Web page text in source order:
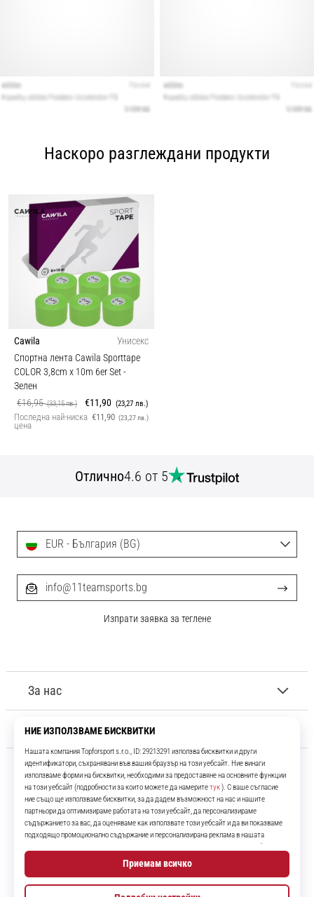
Наскоро разглеждани продукти
Cawila
Унисекс
Спортна лента Cawila Sporttape
COLOR 3,8cm x 10m 6er Set-
Зелен
€16,95(33,15 лв.) €11,90 (23,27 лв.)
Последна най-ниска
цена
€11,90 (23,27 лв.)
Отлично4.6 от 5
11teamsports.bg
Повече от 16 години ние сме ваши съотборници, представяйки ви
най-добрите и най-новите футболни продукти.
InstagramYouTube
За нас
Обслужване на клиенти
EUR - България (BG)
info@11teamsports.bg
Изпрати заявка за теглене